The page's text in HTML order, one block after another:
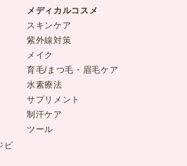
ピ
メディカルコスメ
スキンケア
紫外線対策
メイク
育毛/まつ毛・眉毛ケア
水素療法
サプリメント
制汗ケア
ツール